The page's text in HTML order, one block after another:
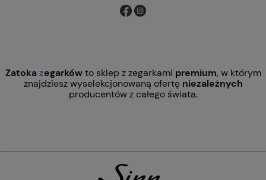
Zatokazegarkówto sklep z zegarkami premium, w którym
znajdziesz wyselekcjonowaną ofertę niezależnych
producentów z całego świata.